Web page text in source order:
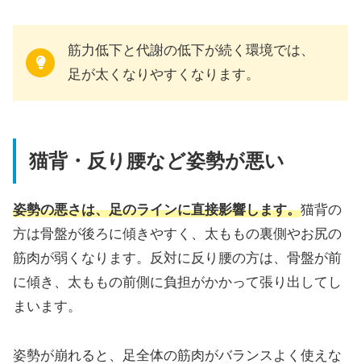
筋力低下と代謝の低下が続く環境では、
足が太くなりやすくなります。
猫背・反り腰など姿勢が悪い
姿勢の悪さは、足のラインに直接影響します。猫背の
方は骨盤が後ろに傾きやすく、太ももの裏側やお尻の
筋肉が弱くなります。反対に反り腰の方は、骨盤が前
に傾き、太ももの前側に負担がかかって張り出してし
まいます。
姿勢が崩れると、足全体の筋肉がバランスよく使えな